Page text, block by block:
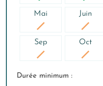
Mai Juin
Sep Oct
Durée minimum :